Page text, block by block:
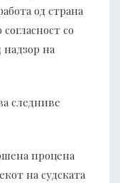
од страна
со
надзор на
следниве
процена
на судската